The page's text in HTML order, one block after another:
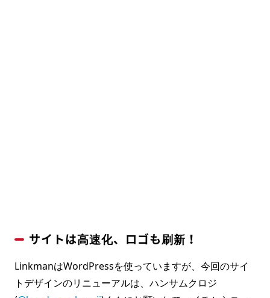
サイトは高速化、ロゴも刷新！
LinkmanはWordPressを使っていますが、今回のサイ
トデザインのリニューアルは、ハンサムクロジ